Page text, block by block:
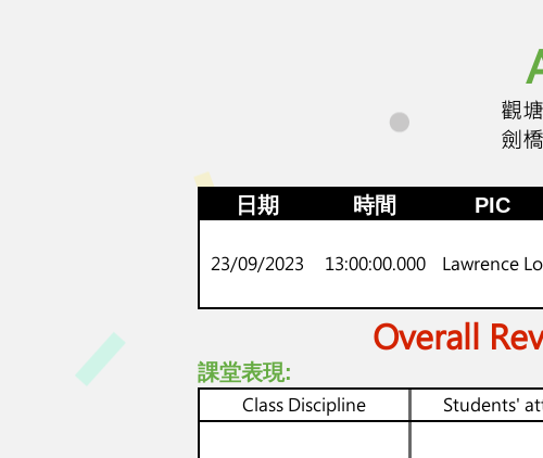
觀
劍
日期 時間 PIC
23/09/2023 13:00:00.000 Lawrence Lo
Overall
課堂表現:
Class Discipline Students'